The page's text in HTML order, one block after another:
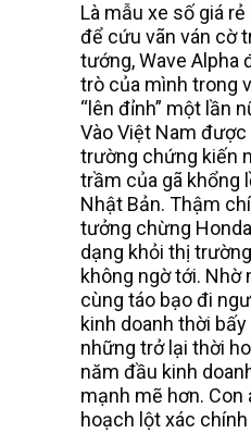
Là mẫu xe số giá
để cứu vãn ván cờ
tướng, Wave Alpha
trò của mình trong
“lên đỉnh” một lần
Vào Việt Nam được
trường chứng kiến
trầm của gã khổng
Nhật Bản. Thậm
tưởng chừng
dạng khỏi thị
không ngờ tới.
cùng táo bạo đi
kinh doanh thời
những trở lại thời
năm đầu kinh
mạnh mẽ hơn. Con
hoạch lột xác chính